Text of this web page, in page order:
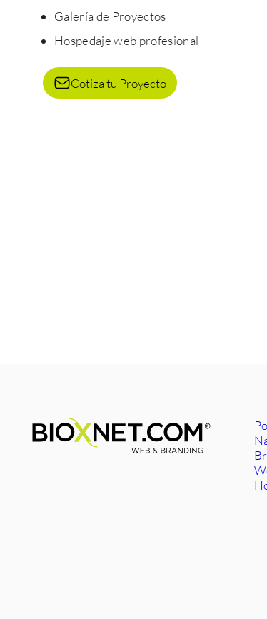
Galería de Proyectos
Hospedaje web profesional
Cotiza tu Proyecto